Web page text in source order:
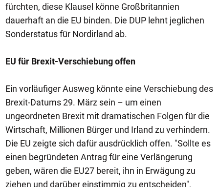
fürchten, diese Klausel könne Großbritannien
dauerhaft an die EU binden. Die DUP lehnt jeglichen
Sonderstatus für Nordirland ab.
EU für Brexit-Verschiebung offen
Ein vorläufiger Ausweg könnte eine Verschiebung des
Brexit-Datums 29. März sein – um einen
ungeordneten Brexit mit dramatischen Folgen für die
Wirtschaft, Millionen Bürger und Irland zu verhindern.
Die EU zeigte sich dafür ausdrücklich offen. "Sollte es
einen begründeten Antrag für eine Verlängerung
geben, wären die EU27 bereit, ihn in Erwägung zu
ziehen und darüber einstimmig zu entscheiden",